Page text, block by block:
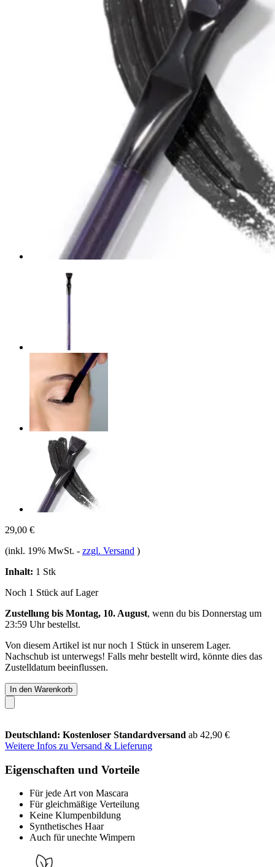
29,00 €
(inkl. 19% MwSt. - zzgl. Versand )
Inhalt: 1 Stk
Noch 1 Stück auf Lager
Zustellung bis Montag, 10. August, wenn du bis Donnerstag um
23:59 Uhrbestellst.
Von diesem Artikel ist nur noch 1 Stück in unserem Lager.
Nachschub ist unterwegs! Falls mehr bestellt wird, könnte dies das
Zustelldatum beeinflussen.
In den Warenkorb
Deutschland: Kostenloser Standardversand ab 42,90 €
Weitere Infos zu Versand & Lieferung
Eigenschaften und Vorteile
Für jede Art von Mascara
Für gleichmäßige Verteilung
Keine Klumpenbildung
Synthetisches Haar
Auch für unechte Wimpern